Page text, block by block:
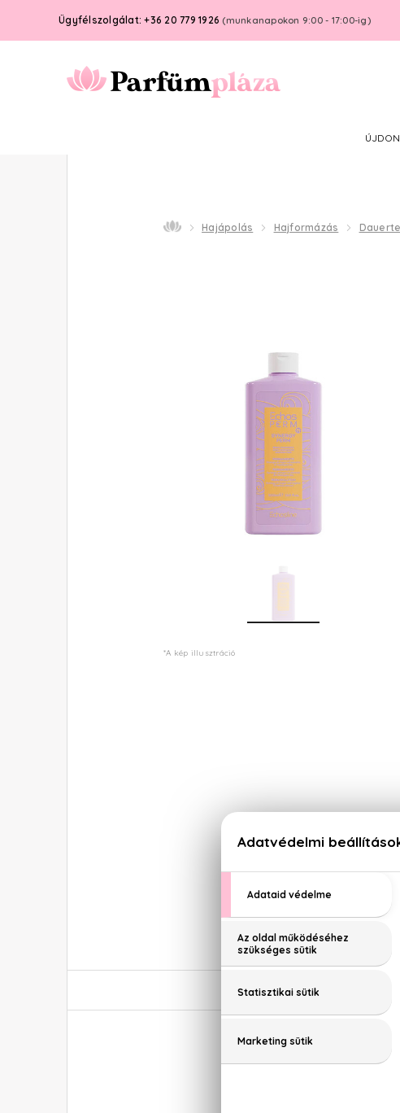
Ügyfélszolgálat: +36 20 779 1926 (munkanapokon 9:00 - 17:00-ig)
Hajápolás Hajformázás
*A kép illusztráció
Echosline